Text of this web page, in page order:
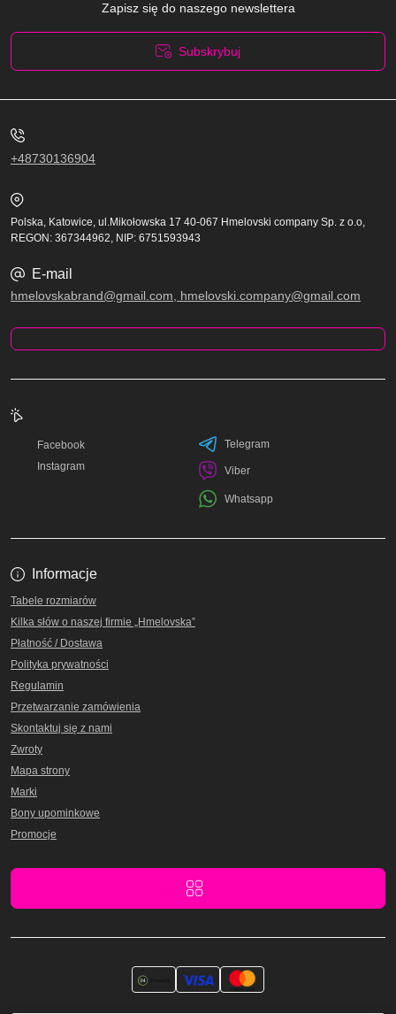
Zapisz się do naszego newslettera
Subskrybuj
+48730136904
Polska, Katowice, ul.Mikołowska 17 40-067 Hmelovski company Sp. z o.o,
REGON: 367344962, NIP: 6751593943
E-mail
hmelovskabrand@gmail.com, hmelovski.company@gmail.com
Informacje
Tabele rozmiarów
Kilka słów o naszej firmie „Hmelovska”
Płatność / Dostawa
Polityka prywatności
Regulamin
Przetwarzanie zamówienia
Skontaktuj się z nami
Zwroty
Mapa strony
Marki
Bony upominkowe
Promocje
Facebook
Instagram
Telegram
Viber
Whatsapp